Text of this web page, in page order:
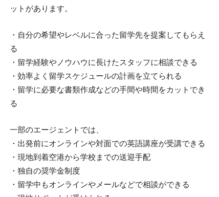
ットがあります。
・自分の希望やレベルに合った留学先を提案してもらえ
る
・留学経験やノウハウに長けたスタッフに相談できる
・効率よく留学スケジュールの計画を立てられる
・留学に必要な書類作成などの手間や時間をカットでき
る
一部のエージェントでは、
・出発前にオンラインや対面での英語講座が受講できる
・現地到着空港から学校までの送迎手配
・独自の奨学金制度
・留学中もオンラインやメールなどで相談ができる